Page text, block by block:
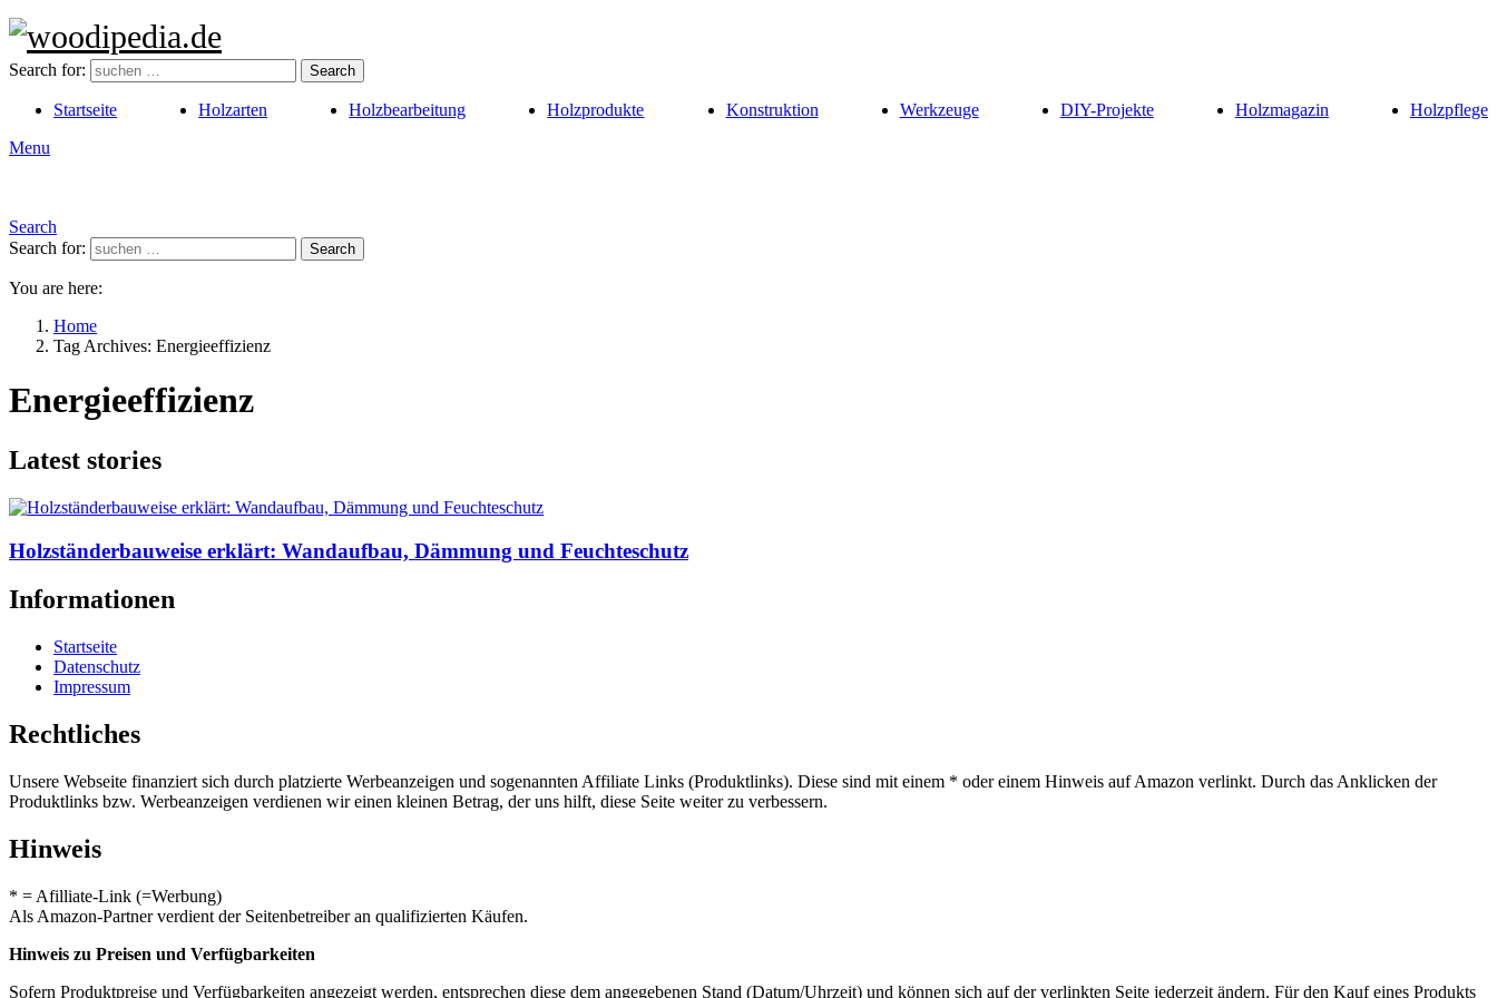
Search for: Search
Startseite Holzarten Holzbearbeitung Holzprodukte Konstruktion Werkzeuge DIY-Projekte Holzmagazin
Holzpflege
Menu
Search
Search for:
Search
You are here:
Home
Tag Archives: Energieeffizienz
Energieeffizienz
Latest stories
Holzständerbauweise erklärt: Wandaufbau, Dämmung und Feuchteschutz
Informationen
Startseite
Datenschutz
Impressum
Rechtliches
Unsere Webseite finanziert sich durch platzierte Werbeanzeigen und sogenannten Affiliate Links (Produktlinks). Diese sind mit einem * oder einem Hinweis auf Amazon verlinkt. Durch das Anklicken der
Produktlinks bzw. Werbeanzeigen verdienen wir einen kleinen Betrag, der uns hilft, diese Seite weiter zu verbessern.
Hinweis
* = Afilliate-Link (=Werbung)
Als Amazon-Partner verdient der Seitenbetreiber an qualifizierten Käufen.
Hinweis zu Preisen und Verfügbarkeiten
Sofern Produktpreise und Verfügbarkeiten angezeigt werden, entsprechen diese dem angegebenen Stand (Datum/Uhrzeit) und können sich auf der verlinkten Seite jederzeit ändern. Für den Kauf eines Produkts